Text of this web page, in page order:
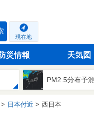
現在地
災情報 天気図
PM2.5分布予測
日本付近 西日本